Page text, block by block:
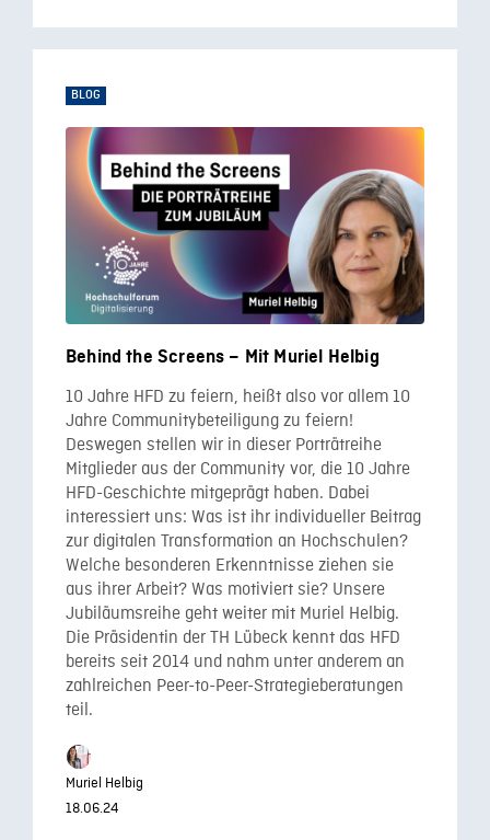
BLOG
Behind the Screens – Mit Muriel Helbig
10 Jahre HFD zu feiern, heißt also vor allem 10
Jahre Communitybeteiligung zu feiern!
Deswegen stellen wir in dieser Porträtreihe
Mitglieder aus der Community vor, die 10 Jahre
HFD-Geschichte mitgeprägt haben. Dabei
interessiert uns: Was ist ihr individueller Beitrag
zur digitalen Transformation an Hochschulen?
Welche besonderen Erkenntnisse ziehen sie
aus ihrer Arbeit? Was motiviert sie? Unsere
Jubiläumsreihe geht weiter mit Muriel Helbig.
Die Präsidentin der TH Lübeck kennt das HFD
bereits seit 2014 und nahm unter anderem an
zahlreichen Peer-to-Peer-Strategieberatungen
teil.
Muriel Helbig
18.06.24